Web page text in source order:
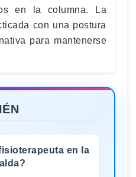
en la columna. La
con una postura
para mantenerse
en la